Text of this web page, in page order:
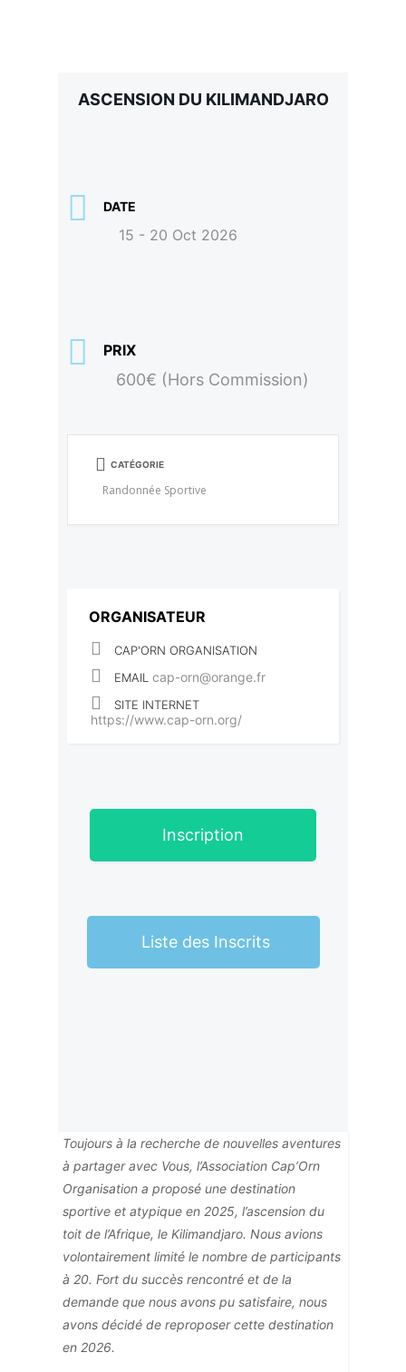
ASCENSION DU KILIMANDJARO
DATE
15 - 20 Oct 2026
PRIX
600€ (Hors Commission)
CATÉGORIE
Randonnée Sportive
ORGANISATEUR
CAP'ORN ORGANISATION
EMAIL cap-orn@orange.fr
SITE INTERNET
https://www.cap-orn.org/
Inscription
Liste des Inscrits
Toujours à la recherche de nouvelles aventures
à partager avec Vous, l’Association Cap’Orn
Organisation a proposé une destination
sportive et atypique en 2025, l’ascension du
toit de l’Afrique, le Kilimandjaro. Nous avions
volontairement limité le nombre de participants
à 20. Fort du succès rencontré et de la
demande que nous avons pu satisfaire, nous
avons décidé de reproposer cette destination
en 2026.